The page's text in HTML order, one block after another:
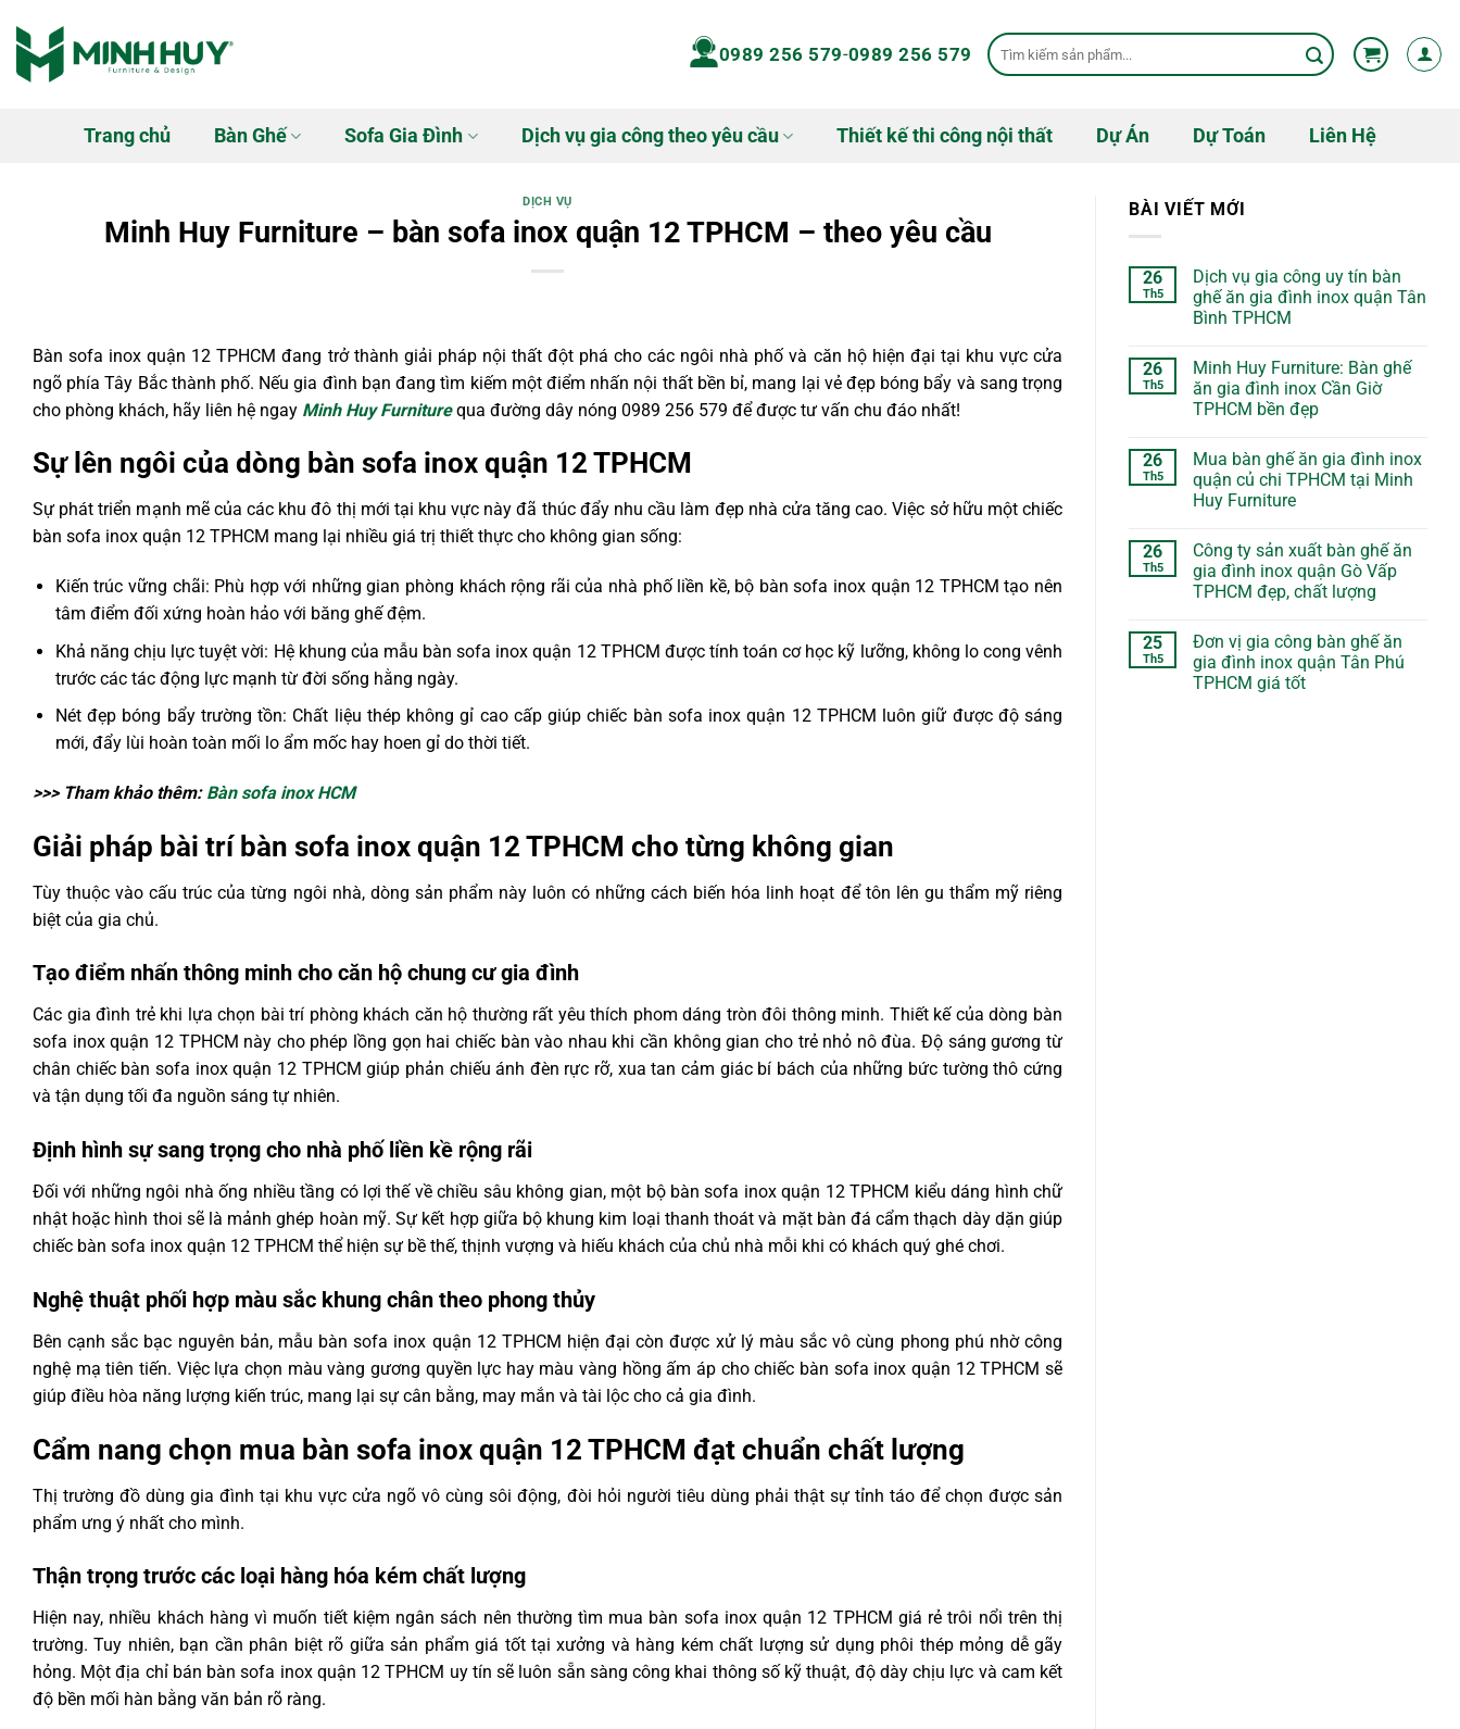
qua
nội
0989 256 579-0989 256 579
Tìm
kiếm:
Trang chủ Bàn Ghế Sofa Gia Đình Dịch vụ gia công theo yêu cầu Thiết kế thi công nội thất Dự Án Dự Toán Liên Hệ
DỊCH VỤ
Minh Huy Furniture – bàn sofa inox quận 12 TPHCM – theo yêu cầu
Bàn sofa inox quận 12 TPHCM đang trở thành giải pháp nội thất đột phá cho các ngôi nhà phố và căn hộ hiện đại tại khu vực cửa
ngõ phía Tây Bắc thành phố. Nếu gia đình bạn đang tìm kiếm một điểm nhấn nội thất bền bỉ, mang lại vẻ đẹp bóng bẩy và sang trọng
cho phòng khách, hãy liên hệ ngay Minh Huy Furniturequa đường dây nóng 0989 256 579 để được tư vấn chu đáo nhất!
Sự lên ngôi của dòng bàn sofa inox quận 12 TPHCM
Sự phát triển mạnh mẽ của các khu đô thị mới tại khu vực này đã thúc đẩy nhu cầu làm đẹp nhà cửa tăng cao. Việc sở hữu một chiếc
bàn sofa inox quận 12 TPHCM mang lại nhiều giá trị thiết thực cho không gian sống:
Kiến trúc vững chãi: Phù hợp với những gian phòng khách rộng rãi của nhà phố liền kề, bộ bàn sofa inox quận 12 TPHCM tạo nên
tâm điểm đối xứng hoàn hảo với băng ghế đệm.
Khả năng chịu lực tuyệt vời: Hệ khung của mẫu bàn sofa inox quận 12 TPHCM được tính toán cơ học kỹ lưỡng, không lo cong vênh
trước các tác động lực mạnh từ đời sống hằng ngày.
Nét đẹp bóng bẩy trường tồn: Chất liệu thép không gỉ cao cấp giúp chiếc bàn sofa inox quận 12 TPHCM luôn giữ được độ sáng
mới, đẩy lùi hoàn toàn mối lo ẩm mốc hay hoen gỉ do thời tiết.
>>> Tham khảo thêm: Bàn sofa inox HCM
Giải pháp bài trí bàn sofa inox quận 12 TPHCM cho từng không gian
Tùy thuộc vào cấu trúc của từng ngôi nhà, dòng sản phẩm này luôn có những cách biến hóa linh hoạt để tôn lên gu thẩm mỹ riêng
biệt của gia chủ.
Tạo điểm nhấn thông minh cho căn hộ chung cư gia đình
Các gia đình trẻ khi lựa chọn bài trí phòng khách căn hộ thường rất yêu thích phom dáng tròn đôi thông minh. Thiết kế của dòng bàn
sofa inox quận 12 TPHCM này cho phép lồng gọn hai chiếc bàn vào nhau khi cần không gian cho trẻ nhỏ nô đùa. Độ sáng gương từ
chân chiếc bàn sofa inox quận 12 TPHCM giúp phản chiếu ánh đèn rực rỡ, xua tan cảm giác bí bách của những bức tường thô cứng
và tận dụng tối đa nguồn sáng tự nhiên.
Định hình sự sang trọng cho nhà phố liền kề rộng rãi
Đối với những ngôi nhà ống nhiều tầng có lợi thế về chiều sâu không gian, một bộ bàn sofa inox quận 12 TPHCM kiểu dáng hình chữ
nhật hoặc hình thoi sẽ là mảnh ghép hoàn mỹ. Sự kết hợp giữa bộ khung kim loại thanh thoát và mặt bàn đá cẩm thạch dày dặn giúp
chiếc bàn sofa inox quận 12 TPHCM thể hiện sự bề thế, thịnh vượng và hiếu khách của chủ nhà mỗi khi có khách quý ghé chơi.
Nghệ thuật phối hợp màu sắc khung chân theo phong thủy
Bên cạnh sắc bạc nguyên bản, mẫu bàn sofa inox quận 12 TPHCM hiện đại còn được xử lý màu sắc vô cùng phong phú nhờ công
nghệ mạ tiên tiến. Việc lựa chọn màu vàng gương quyền lực hay màu vàng hồng ấm áp cho chiếc bàn sofa inox quận 12 TPHCM sẽ
giúp điều hòa năng lượng kiến trúc, mang lại sự cân bằng, may mắn và tài lộc cho cả gia đình.
Cẩm nang chọn mua bàn sofa inox quận 12 TPHCM đạt chuẩn chất lượng
Thị trường đồ dùng gia đình tại khu vực cửa ngõ vô cùng sôi động, đòi hỏi người tiêu dùng phải thật sự tỉnh táo để chọn được sản
phẩm ưng ý nhất cho mình.
Thận trọng trước các loại hàng hóa kém chất lượng
Hiện nay, nhiều khách hàng vì muốn tiết kiệm ngân sách nên thường tìm mua bàn sofa inox quận 12 TPHCM giá rẻ trôi nổi trên thị
trường. Tuy nhiên, bạn cần phân biệt rõ giữa sản phẩm giá tốt tại xưởng và hàng kém chất lượng sử dụng phôi thép mỏng dễ gãy
hỏng. Một địa chỉ bán bàn sofa inox quận 12 TPHCM uy tín sẽ luôn sẵn sàng công khai thông số kỹ thuật, độ dày chịu lực và cam kết
độ bền mối hàn bằng văn bản rõ ràng.
BÀI VIẾT MỚI
26
Th5
Dịch vụ gia công uy tín bàn
ghế ăn gia đình inox quận Tân
Bình TPHCM
26
Th5
Minh Huy Furniture: Bàn ghế
ăn gia đình inox Cần Giờ
TPHCM bền đẹp
26
Th5
Mua bàn ghế ăn gia đình inox
quận củ chi TPHCM tại Minh
Huy Furniture
26
Th5
Công ty sản xuất bàn ghế ăn
gia đình inox quận Gò Vấp
TPHCM đẹp, chất lượng
25
Th5
Đơn vị gia công bàn ghế ăn
gia đình inox quận Tân Phú
TPHCM giá tốt